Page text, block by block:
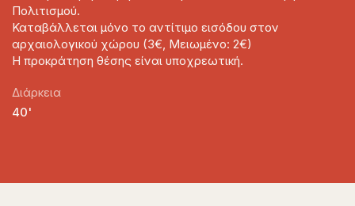
Πολιτισμού.
Καταβάλλεται μόνο το αντίτιμο εισόδου στον
αρχαιολογικού χώρου (3€, Μειωμένο: 2€)
Η προκράτηση θέσης είναι υποχρεωτική.
Διάρκεια
40'